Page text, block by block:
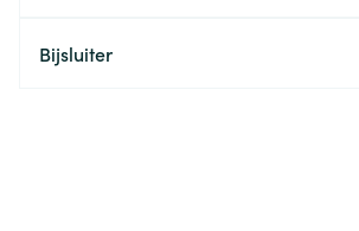
Bijsluiter